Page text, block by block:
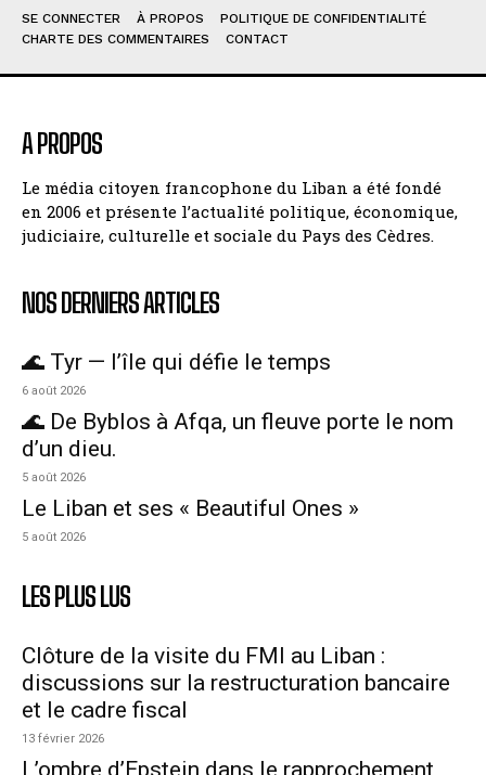
SE CONNECTER À PROPOS
POLITIQUE DE CONFIDENTIALITÉ
CHARTE DES COMMENTAIRES
CONTACT
A PROPOS
Le média citoyen francophone du Liban a été fondé
en 2006 et présente l’actualité politique, économique,
judiciaire, culturelle et sociale du Pays des Cèdres.
NOS DERNIERS ARTICLES
🌊 Tyr — l’île qui défie le temps
6 août 2026
🌊 De Byblos à Afqa, un fleuve porte le nom
d’un dieu.
5 août 2026
Le Liban et ses « Beautiful Ones »
5 août 2026
LES PLUS LUS
Clôture de la visite du FMI au Liban :
discussions sur la restructuration bancaire
et le cadre fiscal
13 février 2026
L’ombre d’Epstein dans le rapprochement